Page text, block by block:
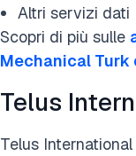
Altri servizi dati
Scopri di più sulle
Mechanical Turk
Telus
Telus